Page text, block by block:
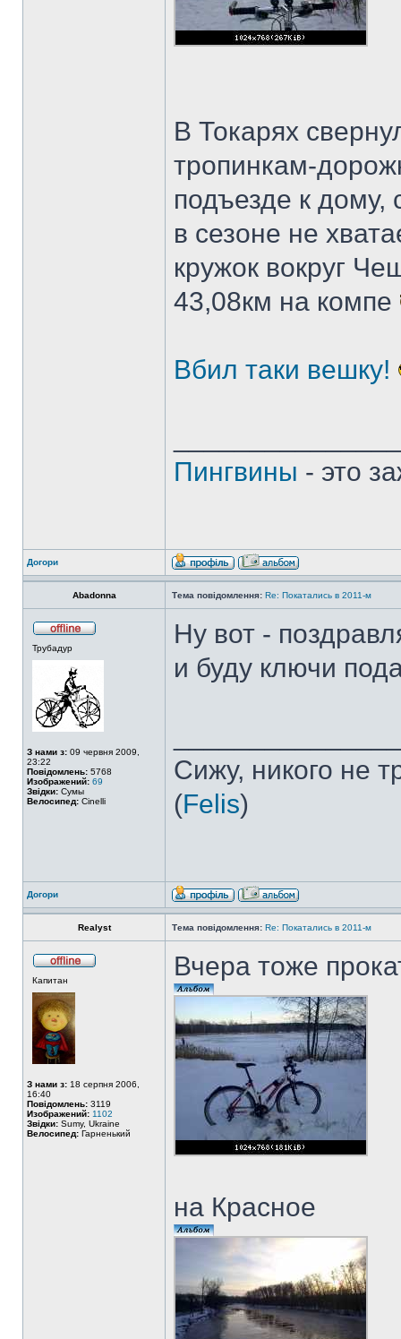
В Токарях
тропинкам-
подъезде к дому,
в сезоне не
кружок вокруг
43,08км на компе
Вбил таки вешку!
Пингвины - это
Догори
Abadonna Тема повідомлення: Re: Покатались в 2011-м
Трубадур
З нами з: 09 червня 2009,
23:22
Повідомлень: 5768
Изображений: 69
Звідки: Сумы
Велосипед: Cinelli
Ну вот -
и буду ключи
Сижу, никого не
(Felis)
Догори
Realyst Тема повідомлення: Re: Покатались в 2011-м
Капитан
З нами з: 18 серпня 2006,
16:40
Повідомлень: 3119
Изображений: 1102
Звідки: Sumy, Ukraine
Велосипед: Гарненький
Вчера тоже
на Красное